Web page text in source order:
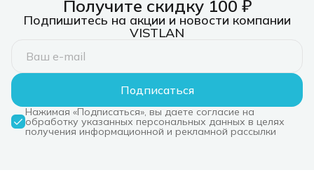
Получите скидку 100 ₽
Подпишитесь на акции и новости компании
VISTLAN
Подписаться
Нажимая «Подписаться», вы даете согласие на
обработку указанных персональных данных в целях
получения информационной и рекламной рассылки